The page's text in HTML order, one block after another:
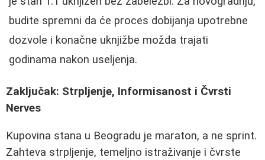
budite spremni da će proces dobijanja upotrebne
dozvole i konačne uknjižbe možda trajati
godinama nakon useljenja.
Zaključak: Strpljenje, Informisanost i Čvrsti
Nerves
Kupovina stana u Beogradu je maraton, a ne sprint.
Zahteva strpljenje, temeljno istraživanje i čvrste